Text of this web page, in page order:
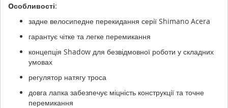
Oсобливості:
задне велосипедне перекидання серії Shimano Acera
гарантує чітке та легке перемикання
концепція Shadow для безвідмовної роботи у складних
умовах
регулятор натягу троса
довга лапка забезпечує міцність конструкції та точне
перемикання